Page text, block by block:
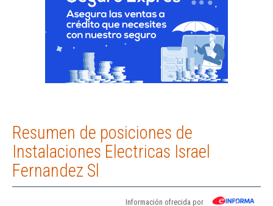
Resumen de posiciones de
Instalaciones Electricas Israel
Fernandez Sl
Información ofrecida por